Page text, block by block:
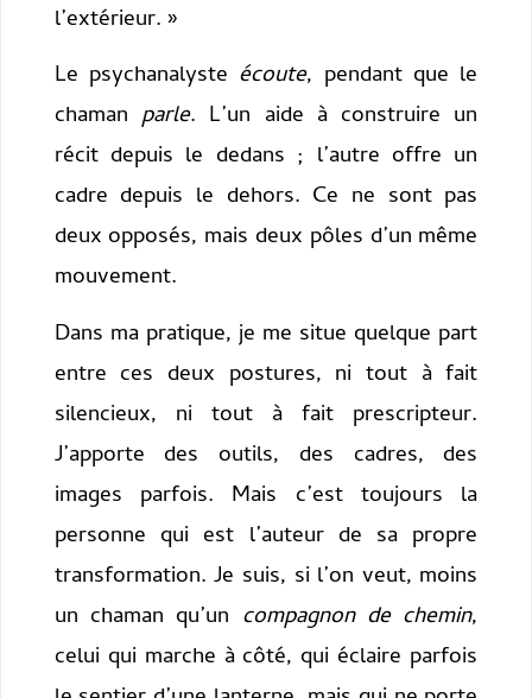
l’extérieur. »
Le psychanalyste écoute, pendant que le
chaman parle. L’un aide à construire un
récit depuis le dedans ; l’autre offre un
cadre depuis le dehors. Ce ne sont pas
deux opposés, mais deux pôles d’un même
mouvement.
Dans ma pratique, je me situe quelque part
entre ces deux postures, ni tout à fait
silencieux, ni tout à fait prescripteur.
J’apporte des outils, des cadres, des
images parfois. Mais c’est toujours la
personne qui est l’auteur de sa propre
transformation. Je suis, si l’on veut, moins
un chaman qu’un compagnon de chemin,
celui qui marche à côté, qui éclaire parfois